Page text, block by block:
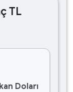
TL
Doları